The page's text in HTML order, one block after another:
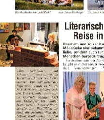
Glückwünsche
Was? Wann? Wo?
Was ist los in Überkärnten?